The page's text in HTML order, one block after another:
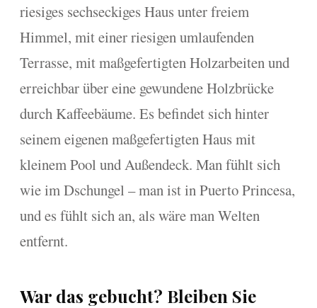
riesiges sechseckiges Haus unter freiem
Himmel, mit einer riesigen umlaufenden
Terrasse, mit maßgefertigten Holzarbeiten und
erreichbar über eine gewundene Holzbrücke
durch Kaffeebäume. Es befindet sich hinter
seinem eigenen maßgefertigten Haus mit
kleinem Pool und Außendeck. Man fühlt sich
wie im Dschungel – man ist in Puerto Princesa,
und es fühlt sich an, als wäre man Welten
entfernt.
War das gebucht? Bleiben Sie